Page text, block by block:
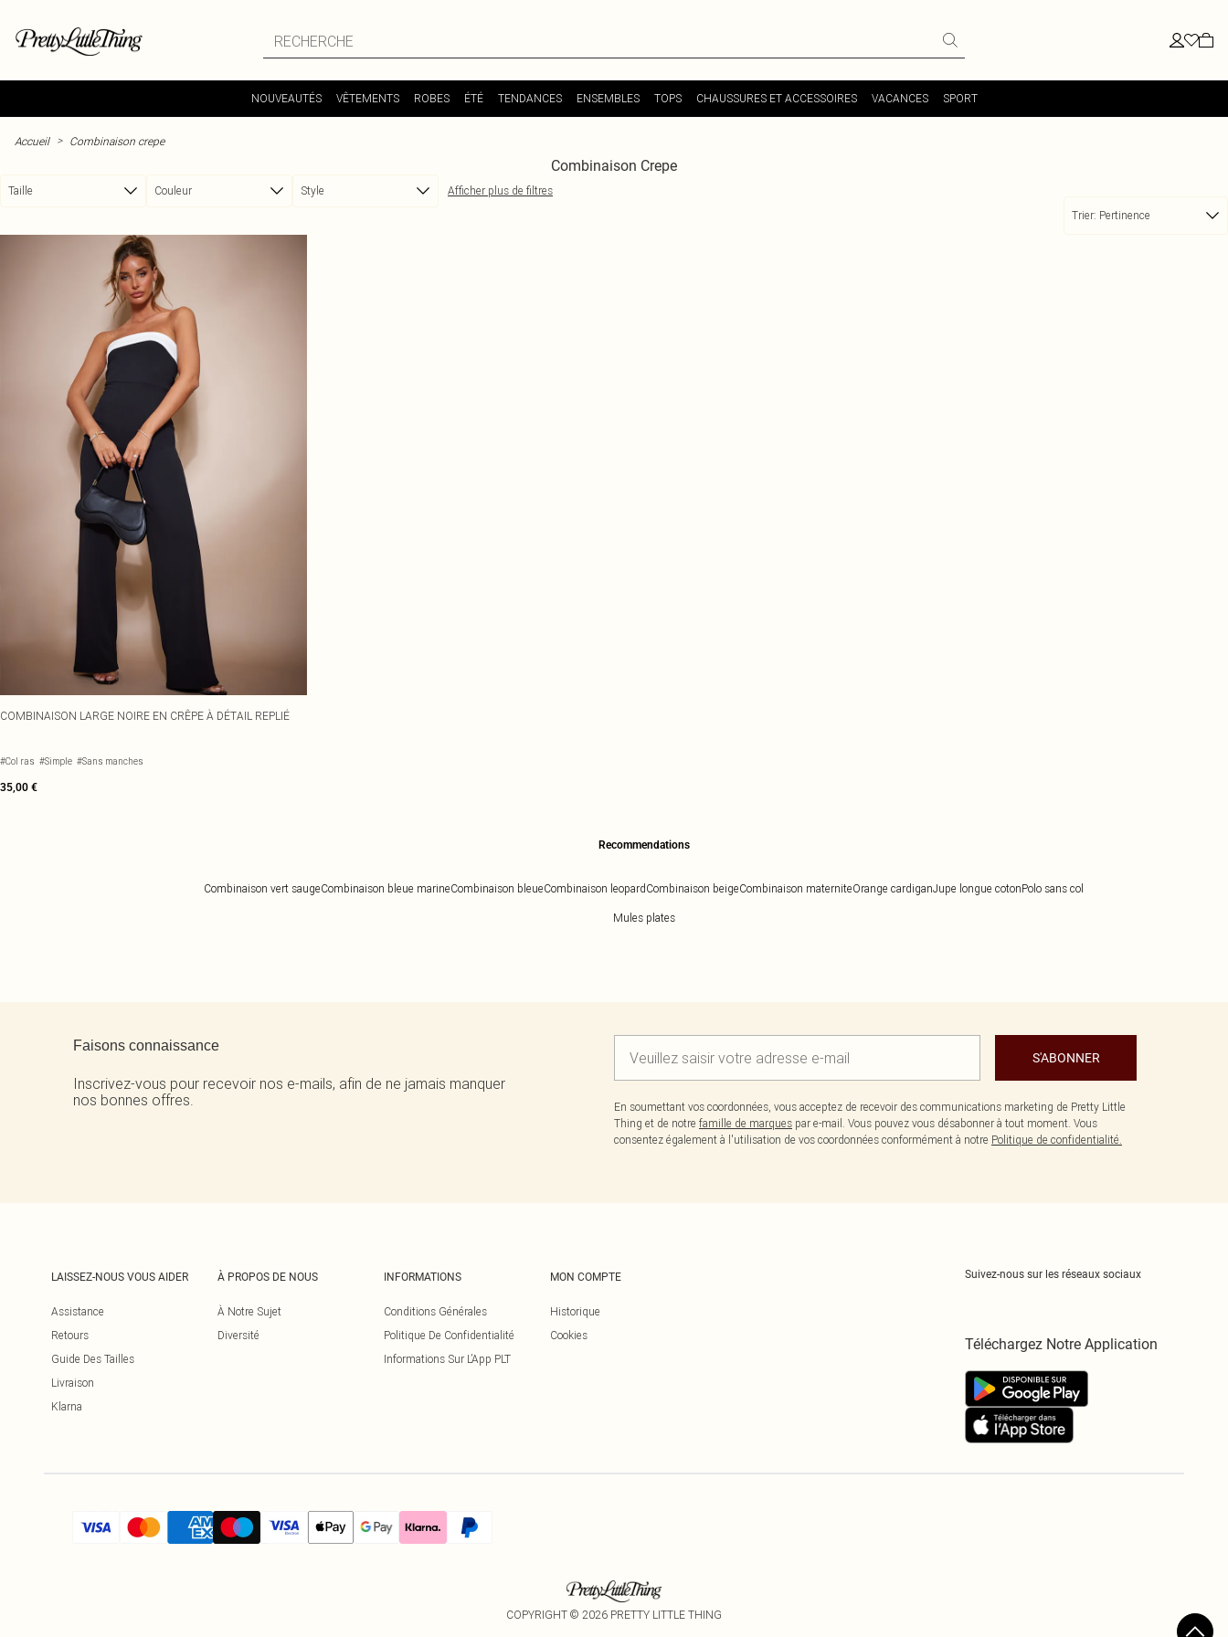
NOUVEAUTÉS VÊTEMENTS ROBES ÉTÉ TENDANCES ENSEMBLES TOPS CHAUSSURES ET ACCESSOIRES VACANCES SPORT
Accueil > Combinaison crepe
Combinaison Crepe
Taille Couleur Style
Afficher plus de filtres
Trier: Pertinence
COMBINAISON LARGE NOIRE EN CRÊPE À DÉTAIL REPLIÉ
#Col ras #Simple #Sans manches
35,00 €
Recommendations
Combinaison vert saugeCombinaison bleue marineCombinaison bleueCombinaison leopardCombinaison beigeCombinaison materniteOrange cardiganJupe longue cotonPolo sans col
Mules plates
Faisons connaissance
Inscrivez-vous pour recevoir nos e-mails, afin de ne jamais manquer
nos bonnes offres.
S'ABONNER
En soumettant vos coordonnées, vous acceptez de recevoir des communications marketing de Pretty Little
Thing et de notre famille de marques par e-mail. Vous pouvez vous désabonner à tout moment. Vous
consentez également à l'utilisation de vos coordonnées conformément à notre Politique de confidentialité.
LAISSEZ-NOUS VOUS AIDER
Assistance
Retours
Guide Des Tailles
Livraison
Klarna
À PROPOS DE NOUS
À Notre Sujet
Diversité
INFORMATIONS
Conditions Générales
Politique De Confidentialité
Informations Sur L’App PLT
MON COMPTE
Historique
Cookies
Suivez-nous sur les réseaux sociaux
Téléchargez Notre Application
COPYRIGHT © 2026 PRETTY LITTLE THING